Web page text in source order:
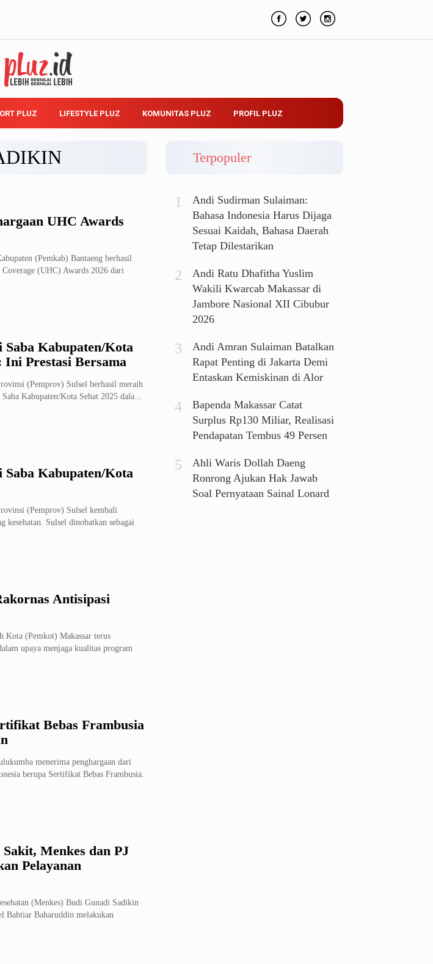
PLUZ LIFESTYLE PLUZ KOMUNITAS PLUZ PROFIL PLUZ
UHC Awards
(Pemkab) Bantaeng berhasil
(UHC) Awards 2026 dari
Saba Kabupaten/Kota
Ini Prestasi Bersama
(Pemprov) Sulsel berhasil meraih
Kabupaten/Kota Sehat 2025 dala...
Saba Kabupaten/Kota
(Pemprov) Sulsel kembali
kesehatan. Sulsel dinobatkan sebagai
Antisipasi
(Pemkot) Makassar terus
upaya menjaga kualitas program
Bebas Frambusia
menerima penghargaan dari
berupa Sertifikat Bebas Frambusia.
Menkes dan PJ
Pelayanan
(Menkes) Budi Gunadi Sadikin
Bahtiar Baharuddin melakukan
Terpopuler
Andi Sudirman Sulaiman:
Bahasa Indonesia Harus Dijaga
Sesuai Kaidah, Bahasa Daerah
Tetap Dilestarikan
Andi Ratu Dhafitha Yuslim
Wakili Kwarcab Makassar di
Jambore Nasional XII Cibubur
2026
Andi Amran Sulaiman Batalkan
Rapat Penting di Jakarta Demi
Entaskan Kemiskinan di Alor
Bapenda Makassar Catat
Surplus Rp130 Miliar, Realisasi
Pendapatan Tembus 49 Persen
Ahli Waris Dollah Daeng
Ronrong Ajukan Hak Jawab
Soal Pernyataan Sainal Lonard